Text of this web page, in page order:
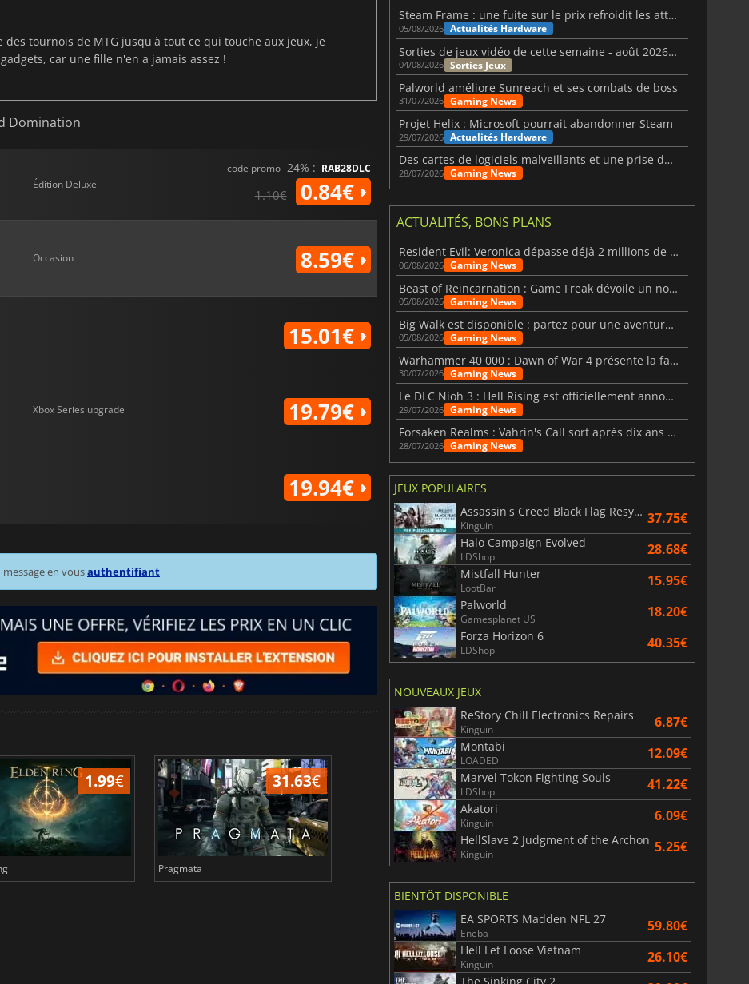
tournois de MTG jusqu'à tout ce qui touche aux jeux, je
car une fille n'en a jamais assez !
Domination
Édition Deluxe
code promo-24% : RAB28DLC
1.10€ 0.84€
Occasion 8.59€
15.01€
Xbox Series upgrade 19.79€
19.94€
en vousauthentifiant
1.99€ 31.63€
Pragmata
6.75€
Total War WARHAMMER 3
15.48
Lies Of P
Steam Frame : une fuite sur le prix refroidit les attentes VR
05/08/2026 Actualités Hardware
Sorties de jeux vidéo de cette semaine - août 2026 (semaine 32)
04/08/2026 Sorties Jeux
Palworld améliore Sunreach et ses combats de boss
31/07/2026 Gaming News
Projet Helix : Microsoft pourrait abandonner Steam
29/07/2026 Actualités Hardware
Des cartes de logiciels malveillants et une prise de contrôle de Discord ont touché Meccha Chameleon
28/07/2026 Gaming News
ACTUALITÉS, BONS PLANS
Resident Evil: Veronica dépasse déjà 2 millions de wishlists
06/08/2026 Gaming News
Beast of Reincarnation : Game Freak dévoile un nouveau pari
05/08/2026 Gaming News
Big Walk est disponible : partez pour une aventure entre amis
05/08/2026 Gaming News
Warhammer 40 000 : Dawn of War 4 présente la faction des Nécrons
30/07/2026 Gaming News
Le DLC Nioh 3 : Hell Rising est officiellement annoncé
29/07/2026 Gaming News
Forsaken Realms : Vahrin's Call sort après dix ans de développement
28/07/2026 Gaming News
JEUX POPULAIRES
Assassin's Creed Black Flag Resynced
Kinguin 37.75€
Halo Campaign Evolved
LDShop 28.68€
Mistfall Hunter
LootBar 15.95€
Palworld
Gamesplanet US 18.20€
Forza Horizon 6
LDShop 40.35€
NOUVEAUX JEUX
ReStory Chill Electronics Repairs
Kinguin 6.87€
Montabi
LOADED 12.09€
Marvel Tokon Fighting Souls
LDShop 41.22€
Akatori
Kinguin 6.09€
HellSlave 2 Judgment of the Archon
Kinguin 5.25€
BIENTÔT DISPONIBLE
EA SPORTS Madden NFL 27
Eneba 59.80€
Hell Let Loose Vietnam
Kinguin 26.10€
The Sinking City 2